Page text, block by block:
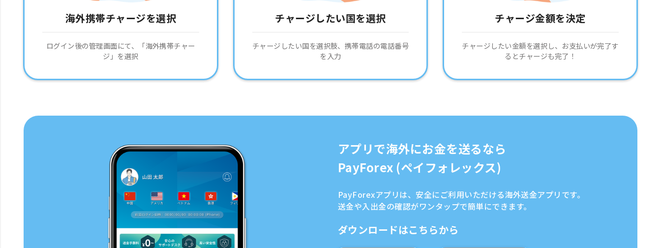
海外携帯チャージを選択
ログイン後の管理画面にて、「海外携帯チャー
ジ」を選択
チャージしたい国を選択
チャージしたい国を選択肢、携帯電話の電話番号
を入力
チャージ金額を決定
チャージしたい金額を選択し、お支払いが完了す
るとチャージも完了！
アプリで海外にお金を送るなら
PayForex (ペイフォレックス)
PayForexアプリは、安全にご利用いただける海外送金アプリです。
送金や入出金の確認がワンタップで簡単にできます。
ダウンロードはこちらから